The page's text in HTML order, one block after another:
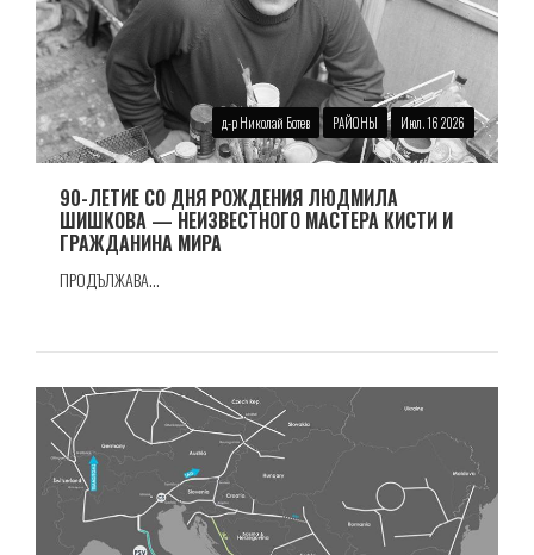
д-р Николай Ботев РАЙОНЫ Июл. 16 2026
90-ЛЕТИЕ СО ДНЯ РОЖДЕНИЯ ЛЮДМИЛА
ШИШКОВА — НЕИЗВЕСТНОГО МАСТЕРА КИСТИ И
ГРАЖДАНИНА МИРА
ПРОДЪЛЖАВА...